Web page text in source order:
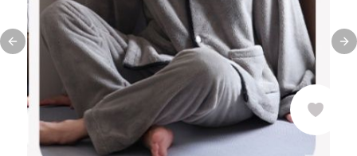
Previous slide